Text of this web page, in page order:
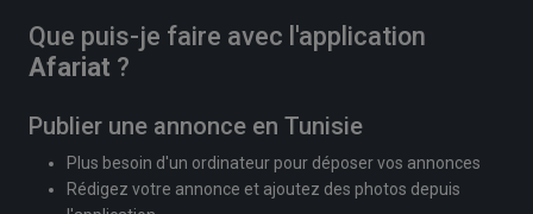
Que puis-je faire avec l'application
Afariat ?
Publier une annonce en Tunisie
Plus besoin d'un ordinateur pour déposer vos annonces
Rédigez votre annonce et ajoutez des photos depuis